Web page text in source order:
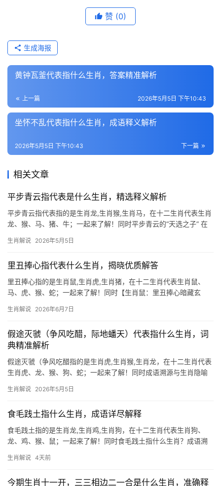
赞 (0)
生成海报
黄钟瓦釜代表指什么生肖，答案精准解析
上一篇 2026年5月5日 下午10:43
坐怀不乱代表指什么生肖，成语释义解析
下一篇
2026年5月5日 下午10:43
相关文章
平步青云指代表是什么生肖，精选释义解析
平步青云指代表指的是生肖龙,生肖猴,生肖马，在十二生肖代表生肖
龙、猴、马、猪、牛；一起来了解！同时平步青云的“天选之子” 在
与机遇，2024甲辰龙年更是其主场，命理中，龙遇“辰”为得位，尤
生肖解说 2026年5月5日
里丑捧心指代表什么生肖，揭晓优质解答
里丑捧心指的是生肖鼠,生肖虎,生肖猪，在十二生肖代表生肖鼠、
马、虎、猴、蛇；一起来了解！同时【生肖鼠：里丑捧心暗藏玄
其拙，在生肖文化中，此成语暗指生肖鼠——机敏却易弄巧成拙，
生肖解说 2026年6月7日
假途灭虢（争风吃醋，际地蟠天）代表指什么生肖，词
典精准解析
假途灭虢（争风吃醋指的是生肖虎,生肖猴,生肖龙，在十二生肖代表
生肖虎、龙、猴、狗、蛇；一起来了解！同时成语溯源与生肖隐喻
国，暗喻借机行私、一箭双雕，此成语与生肖关联，需从“争风吃醋”
生肖解说 2026年5月5日
食毛践土指什么生肖，成语详尽解释
食毛践土指的是生肖龙,生肖鸡,生肖狗，在十二生肖代表生肖狗、
龙、鸡、猴、鼠；一起来了解！同时食毛践土指什么生肖？成语溯
申为忘本负义之人，在生肖文化中，此成语暗指生肖狗——犬类啃
生肖解说 4天前
今期生肖十一开，三三相边二一合是什么生肖，准确释